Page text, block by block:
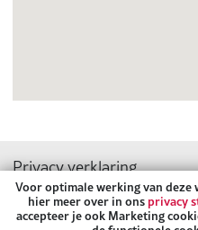
Privacy verklaring
Sitemap
Voor optimale werking van deze
hier meer over in ons privacy
accepteer je ook Marketing